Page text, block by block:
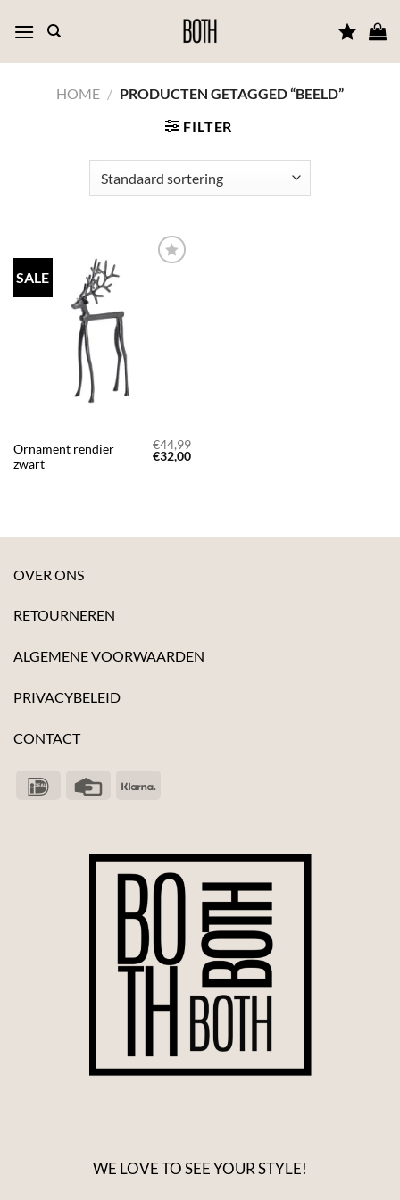
naar
HOME / PRODUCTEN GETAGGED “BEELD”
FILTER
SALE
AAN JOUW
FAVORIETEN
Ornament rendier
zwart
€44,99
Oorspronkelijke
prijs
€32,00Huidige
OVER ONS
RETOURNEREN
ALGEMENE VOORWAARDEN
PRIVACYBELEID
CONTACT
WE LOVE TO SEE YOUR STYLE!